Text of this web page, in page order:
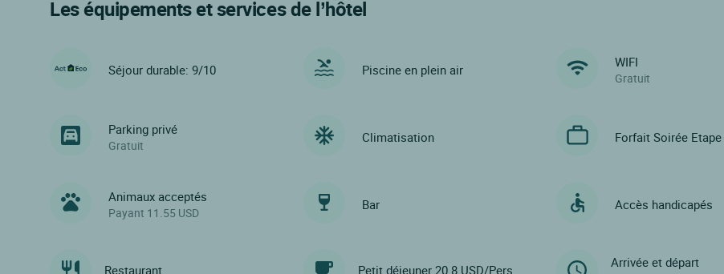
Les équipements et services de l’hôtel
Séjour durable: 9/10 Piscine en plein air WIFI
Gratuit
Parking privé
Gratuit
Climatisation Forfait Soirée Etape
Animaux acceptés
Payant 11.55 USD
Bar Accès handicapés
Restaurant Petit déjeuner 20.8 USD/Pers Arrivée et départ